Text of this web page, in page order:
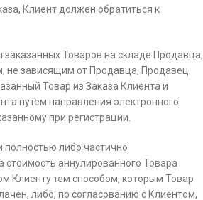
Клиент должен обратиться к
заказанных Товаров на складе Продавца,
не зависящим от Продавца, Продавец
Товар из Заказа Клиента и
путем направления электронного
при регистрации.
полностью либо частично
стоимость аннулированного Товара
Клиенту тем способом, которым Товар
либо, по согласованию с Клиентом,